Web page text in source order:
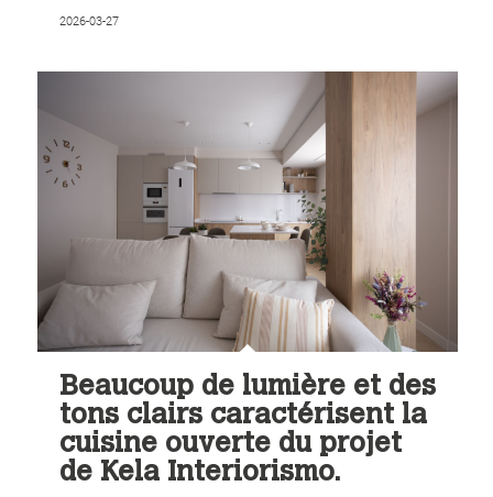
2026-03-27
Beaucoup de lumière et des
tons clairs caractérisent la
cuisine ouverte du projet
de Kela Interiorismo.